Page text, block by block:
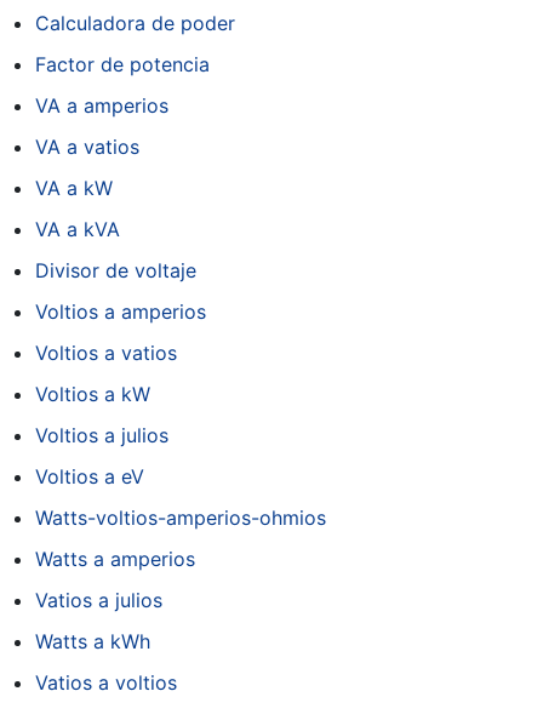
Calculadora de poder
Factor de potencia
VA a amperios
VA a vatios
VA a kW
VA a kVA
Divisor de voltaje
Voltios a amperios
Voltios a vatios
Voltios a kW
Voltios a julios
Voltios a eV
Watts-voltios-amperios-ohmios
Watts a amperios
Vatios a julios
Watts a kWh
Vatios a voltios